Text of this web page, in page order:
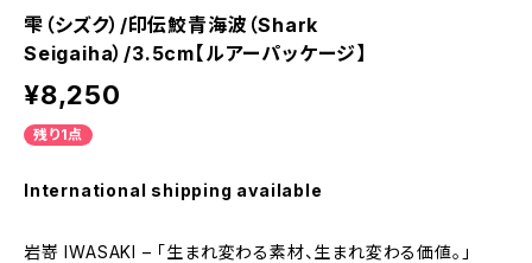
雫（シズク）/印伝鮫青海波（Shark
Seigaiha）/3.5cm【ルアーパッケージ】
¥8,250
残り1点
International shipping available
岩嵜 IWASAKI – 「生まれ変わる素材、生まれ変わる価値。」